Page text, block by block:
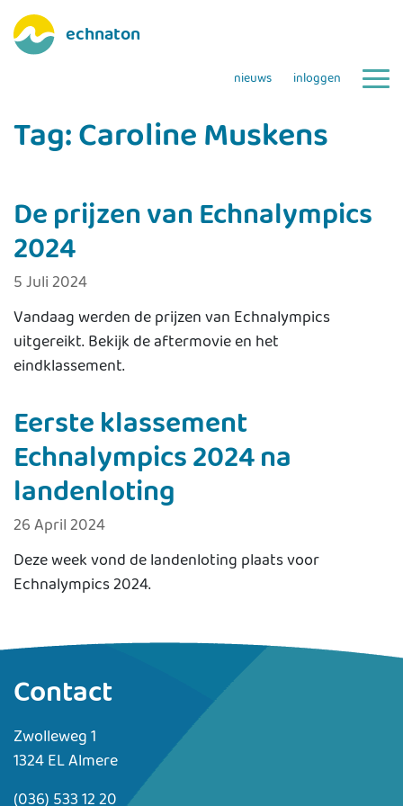
echnaton
nieuws inloggen
Tag:Caroline Muskens
De prijzen van Echnalympics
2024
5 Juli 2024
Vandaag werden de prijzen van Echnalympics
uitgereikt. Bekijk de aftermovie en het
eindklassement.
Eerste klassement
Echnalympics 2024 na
landenloting
26 April 2024
Deze week vond de landenloting plaats voor
Echnalympics 2024.
Contact
Zwolleweg 1
1324 EL Almere
(036) 533 12 20